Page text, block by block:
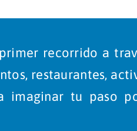
recorrido a
restaurantes,
imaginar tu paso